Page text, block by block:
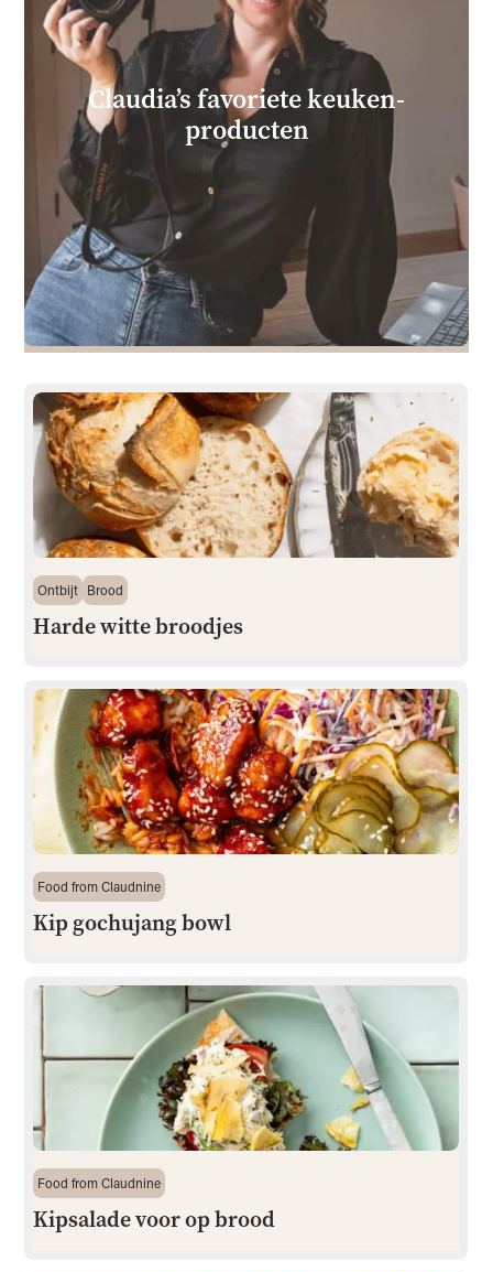
Claudia’s favoriete keuken­
producten
Ontbijt Brood
Harde witte broodjes
Food from Claudnine
Kip gochujang bowl
Food from Claudnine
Kipsalade voor op brood